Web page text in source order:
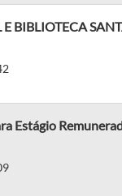
BIBLIOTECA
Estágio